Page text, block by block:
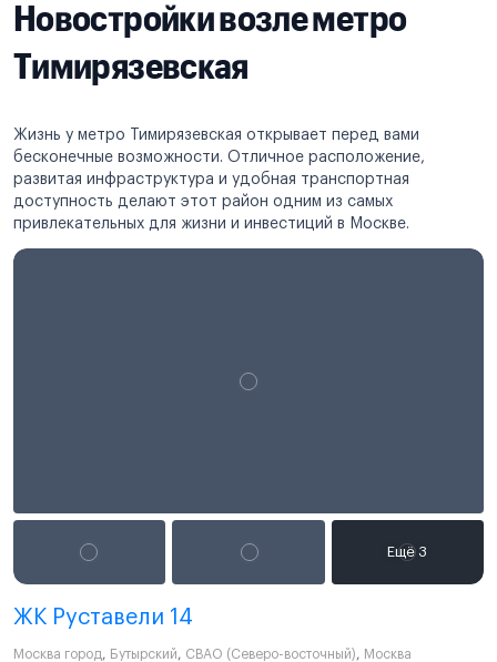
Новостройки возле метро
Тимирязевская
Жизнь у метро Тимирязевская открывает перед вами
бесконечные возможности. Отличное расположение,
развитая инфраструктура и удобная транспортная
доступность делают этот район одним из самых
привлекательных для жизни и инвестиций в Москве.
ЖК Руставели 14
Москва город, Бутырский, СВАО (Северо-восточный), Москва